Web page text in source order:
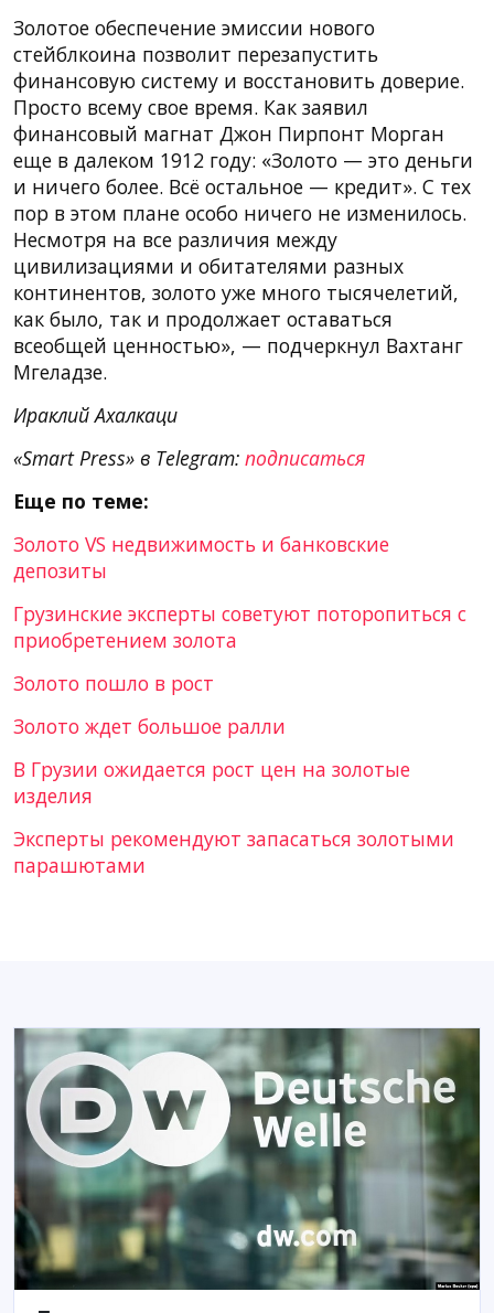
Золотое обеспечение эмиссии нового
стейблкоина позволит перезапустить
финансовую систему и восстановить доверие.
Просто всему свое время. Как заявил
финансовый магнат Джон Пирпонт Морган
еще в далеком 1912 году: «Золото — это деньги
и ничего более. Всё остальное — кредит». С тех
пор в этом плане особо ничего не изменилось.
Несмотря на все различия между
цивилизациями и обитателями разных
континентов, золото уже много тысячелетий,
как было, так и продолжает оставаться
всеобщей ценностью», — подчеркнул Вахтанг
Мгеладзе.
Ираклий Ахалкаци
«Smart Press» в Telegram: подписаться
Еще по теме:
Золото VS недвижимость и банковские
депозиты
Грузинские эксперты советуют поторопиться с
приобретением золота
Золото пошло в рост
Золото ждет большое ралли
В Грузии ожидается рост цен на золотые
изделия
Эксперты рекомендуют запасаться золотыми
парашютами